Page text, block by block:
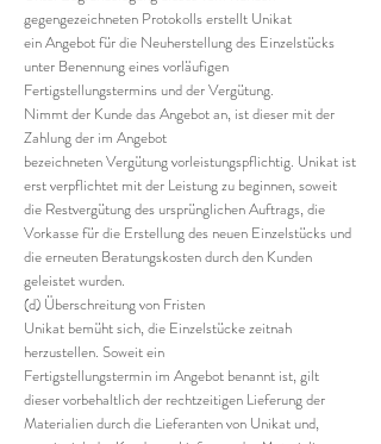
gegengezeichneten Protokolls erstellt Unikat
ein Angebot für die Neuherstellung des Einzelstücks
unter Benennung eines vorläufigen
Fertigstellungstermins und der Vergütung.
Nimmt der Kunde das Angebot an, ist dieser mit der
Zahlung der im Angebot
bezeichneten Vergütung vorleistungspflichtig. Unikat ist
erst verpflichtet mit der Leistung zu beginnen, soweit
die Restvergütung des ursprünglichen Auftrags, die
Vorkasse für die Erstellung des neuen Einzelstücks und
die erneuten Beratungskosten durch den Kunden
geleistet wurden.
(d) Überschreitung von Fristen
Unikat bemüht sich, die Einzelstücke zeitnah
herzustellen. Soweit ein
Fertigstellungstermin im Angebot benannt ist, gilt
dieser vorbehaltlich der rechtzeitigen Lieferung der
Materialien durch die Lieferanten von Unikat und,